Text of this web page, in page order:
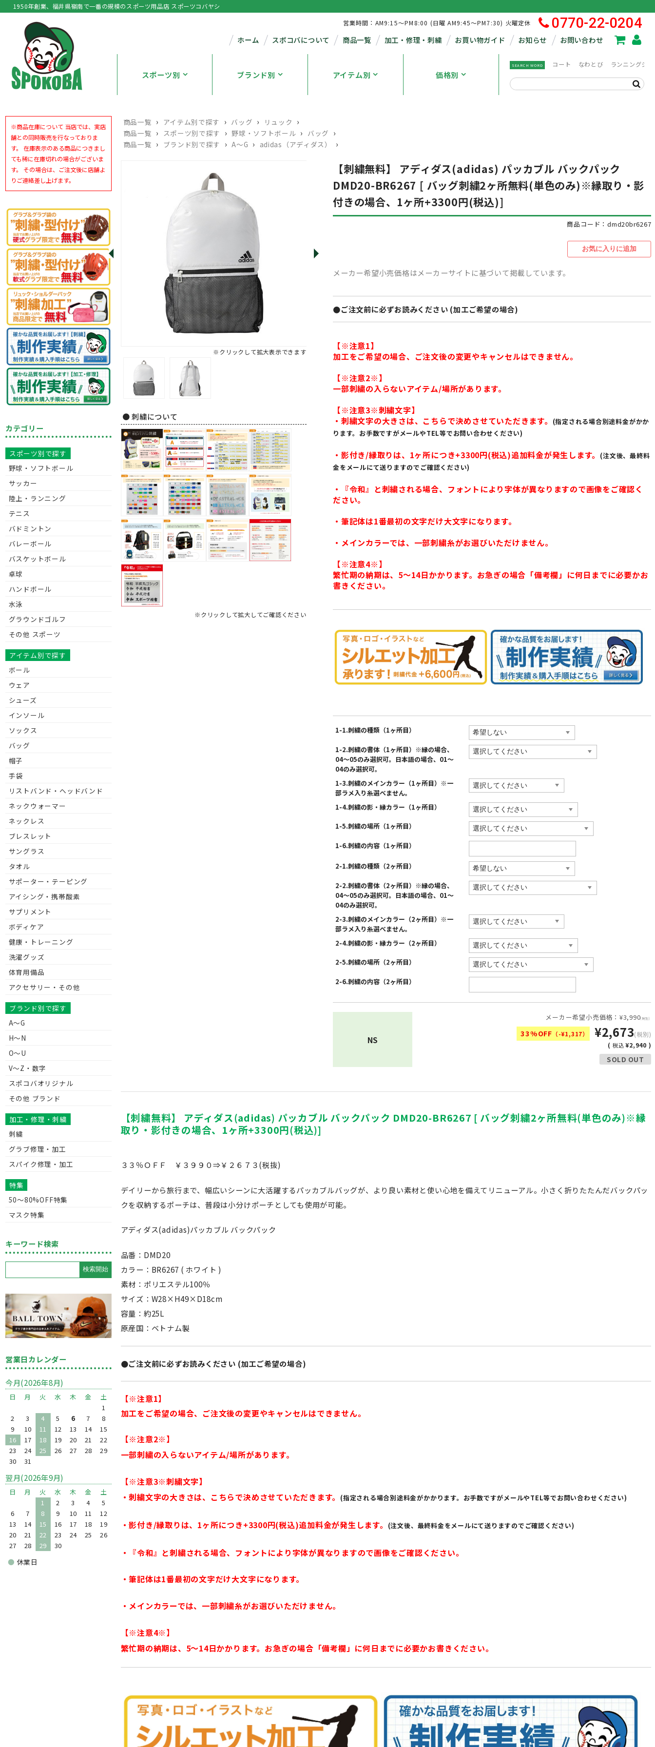
1950年創業、福井県嶺南で一番の規模のスポーツ用品店 スポーツコバヤシ
営業時間：AM9:15～PM8:00 (日曜 AM9:45～PM7:30) 火曜定休
0770-22-0204
ホーム スポコバについて 商品一覧 加工・修理・刺繍 お買い物ガイド お知らせ お問い合わせ
スポーツ別 ブランド別 アイテム別 価格別
SEARCH WORD コート なわとび ランニングシ
商品一覧 › アイテム別で探す › バッグ › リュック ›
商品一覧 › スポーツ別で探す › 野球・ソフトボール › バッグ ›
商品一覧 › ブランド別で探す › A～G › adidas（アディダス） ›
※クリックして拡大表示できます
● 刺繍について
※クリックして拡大してご確認ください
【刺繍無料】 アディダス(adidas) パッカブル バックパック
DMD20-BR6267 [ バッグ刺繍2ヶ所無料(単色のみ)※縁取り・影
付きの場合、1ヶ所+3300円(税込)]
商品コード：dmd20br6267
メーカー希望小売価格はメーカーサイトに基づいて掲載しています。
●ご注文前に必ずお読みください (加工ご希望の場合)
【※注意1】
加工をご希望の場合、ご注文後の変更やキャンセルはできません。
【※注意2※】
一部刺繍の入らないアイテム/場所があります。
【※注意3※刺繍文字】
・刺繍文字の大きさは、こちらで決めさせていただきます。
(指定される場合別途料金がかか
ります。お手数ですがメールやTEL等でお問い合わせください)
・影付き/縁取りは、1ヶ所につき+3300円(税込)追加料金が発生します。
(注文後、最終料
金をメールにて送りますのでご確認ください)
・『令和』と刺繍される場合、フォントにより字体が異なりますので画像をご確認く
ださい。
・筆記体は1番最初の文字だけ大文字になります。
・メインカラーでは、一部刺繍糸がお選びいただけません。
【※注意4※】
繁忙期の納期は、5〜14日かかります。お急ぎの場合「備考欄」に何日までに必要かお
書きください。
1-1.刺繍の種類（1ヶ所目）
1-2.刺繍の書体（1ヶ所目）※縁の場合、
04〜05のみ選択可。日本語の場合、01〜
04のみ選択可。
1-3.刺繍のメインカラー（1ヶ所目）※一
部ラメ入り糸選べません。
1-4.刺繍の影・縁カラー（1ヶ所目）
1-5.刺繍の場所（1ヶ所目）
1-6.刺繍の内容（1ヶ所目）
2-1.刺繍の種類（2ヶ所目）
2-2.刺繍の書体（2ヶ所目）※縁の場合、
04〜05のみ選択可。日本語の場合、01〜
04のみ選択可。
2-3.刺繍のメインカラー（2ヶ所目）※一
部ラメ入り糸選べません。
2-4.刺繍の影・縁カラー（2ヶ所目）
2-5.刺繍の場所（2ヶ所目）
2-6.刺繍の内容（2ヶ所目）
NS
メーカー希望小売価格：¥3,990(税別)
33%OFF （-¥1,317） ¥2,673(税別)
( 税込 ¥2,940 )
SOLD OUT
【刺繍無料】 アディダス(adidas) パッカブル バックパック DMD20-BR6267 [ バッグ刺繍2ヶ所無料(単色のみ)※縁
取り・影付きの場合、1ヶ所+3300円(税込)]
３３％ＯＦＦ ￥３９９０⇒￥２６７３(税抜)
デイリーから旅行まで、幅広いシーンに大活躍するパッカブルバッグが、より良い素材と使い心地を備えてリニューアル。小さく折りたたんだバックパッ
クを収納するポーチは、普段は小分けポーチとしても使用が可能。
アディダス(adidas)パッカブル バックパック
品番：DMD20
カラー：BR6267 ( ホワイト )
素材：ポリエステル100％
サイズ：W28×H49×D18cm
容量：約25L
原産国：ベトナム製
●ご注文前に必ずお読みください (加工ご希望の場合)
【※注意1】
加工をご希望の場合、ご注文後の変更やキャンセルはできません。
【※注意2※】
一部刺繍の入らないアイテム/場所があります。
【※注意3※刺繍文字】
・刺繍文字の大きさは、こちらで決めさせていただきます。
(指定される場合別途料金がかかります。お手数ですがメールやTEL等でお問い合わせください)
・影付き/縁取りは、1ヶ所につき+3300円(税込)追加料金が発生します。 (注文後、最終料金をメールにて送りますのでご確認ください)
・『令和』と刺繍される場合、フォントにより字体が異なりますので画像をご確認ください。
・筆記体は1番最初の文字だけ大文字になります。
・メインカラーでは、一部刺繍糸がお選びいただけません。
【※注意4※】
繁忙期の納期は、5〜14日かかります。お急ぎの場合「備考欄」に何日までに必要かお書きください。
※商品在庫について 当店では、実店
舗との同時販売を行なっておりま
す。 在庫表示のある商品につきまし
ても稀に在庫切れの場合がございま
す。 その場合は、ご注文後に店舗よ
りご連絡差し上げます。
カテゴリー
スポーツ別で探す
野球・ソフトボール
サッカー
陸上・ランニング
テニス
バドミントン
バレーボール
バスケットボール
卓球
ハンドボール
水泳
グラウンドゴルフ
その他 スポーツ
アイテム別で探す
ボール
ウェア
シューズ
インソール
ソックス
バッグ
帽子
手袋
リストバンド・ヘッドバンド
ネックウォーマー
ネックレス
ブレスレット
サングラス
タオル
サポーター・テーピング
アイシング・携帯酸素
サプリメント
ボディケア
健康・トレーニング
洗濯グッズ
体育用備品
アクセサリー・その他
ブランド別で探す
A～G
H～N
O～U
V〜Z・数字
スポコバオリジナル
その他 ブランド
加工・修理・刺繍
刺繍
グラブ修理・加工
スパイク修理・加工
特集
50〜80%OFF特集
マスク特集
キーワード検索
営業日カレンダー
今月(2026年8月)
日 月 火 水 木 金
土
1
2
3 4 5 6 7
8
9
10 11 12 13 14
15
16
17 18 19 20 21
22
23
24 25 26 27 28
29
30
31
翌月(2026年9月)
日 月 火 水 木 金
土
1
2 3 4
5
6
7 8 9 10 11
12
13
14 15 16 17 18
19
20
21 22 23 24 25
26
27
28 29 30
● 休業日